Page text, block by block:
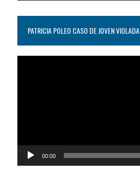
PATRICIA POLEO CASO DE JOVEN VIOLADA
00:00